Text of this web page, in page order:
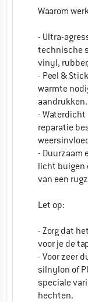
Waarom
- Ultra-
technische
vinyl, rubber,
- Peel &
warmte
aandrukken.
- Waterdicht
reparatie
- Duurzaam
licht buigen
van een
Let op:
- Zorg dat
voor je de
- Voor zeer
silnylon of
speciale
hechten.